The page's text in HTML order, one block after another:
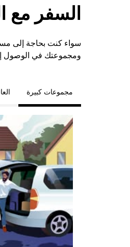
السفر مع
ومجموعتك في الوصول
مجموعات كبيرة